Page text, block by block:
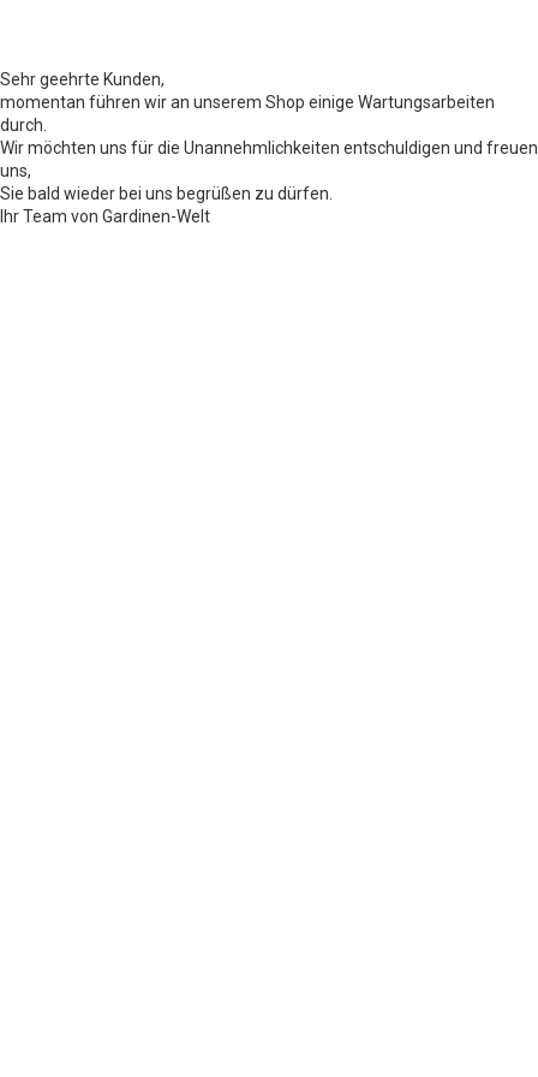
Sehr geehrte Kunden,
momentan führen wir an unserem Shop einige Wartungsarbeiten
durch.
Wir möchten uns für die Unannehmlichkeiten entschuldigen und freuen
uns,
Sie bald wieder bei uns begrüßen zu dürfen.
Ihr Team von Gardinen-Welt